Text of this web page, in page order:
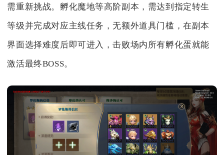
需重新挑战。孵化魔地等高阶副本，需达到指定转生
等级并完成对应主线任务，无额外道具门槛，在副本
界面选择难度后即可进入，击败场内所有孵化蛋就能
激活最终BOSS。